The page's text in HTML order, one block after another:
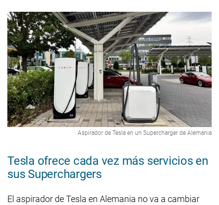
Aspirador de Tesla en un Supercharger de Alemania
Tesla ofrece cada vez más servicios en
sus Superchargers
El aspirador de Tesla en Alemania no va a cambiar